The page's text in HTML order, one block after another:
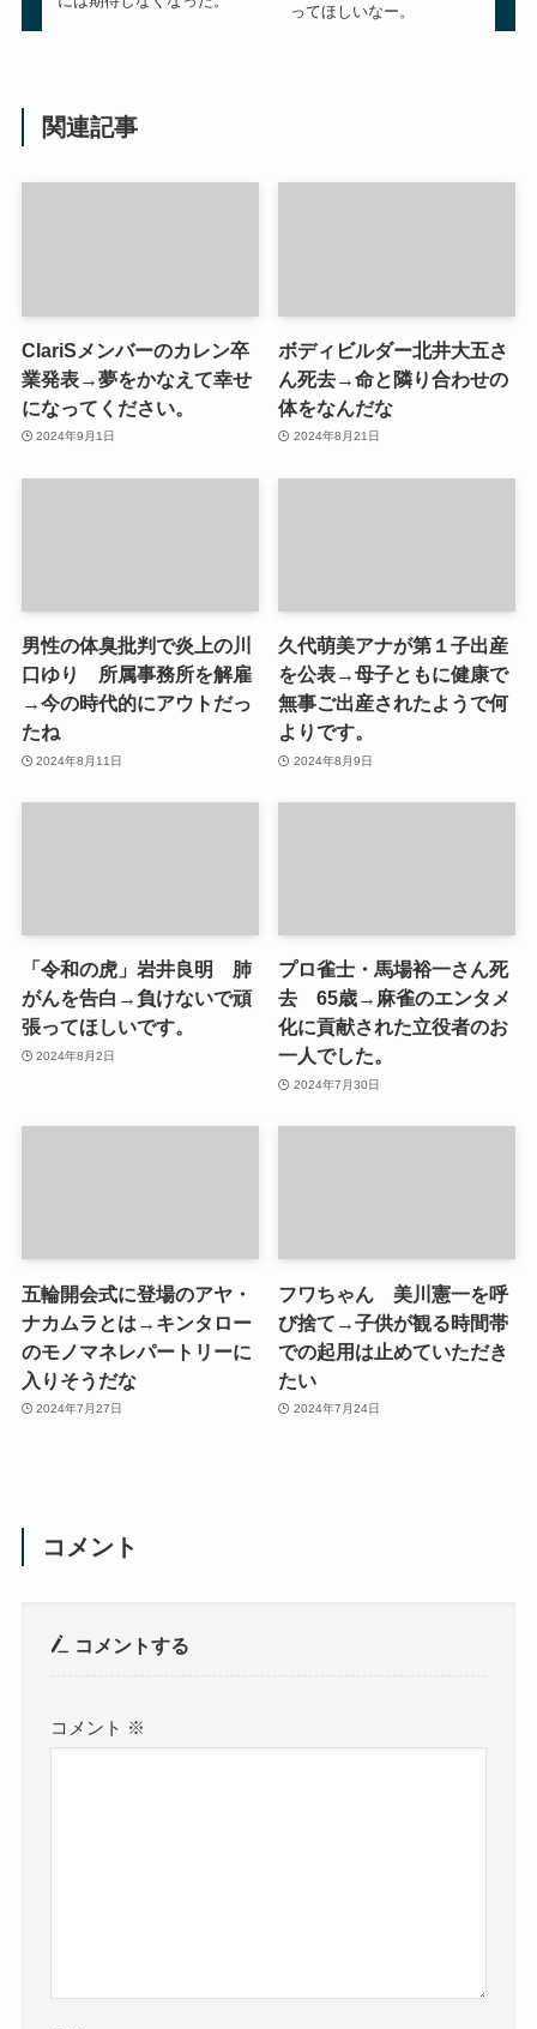
ってほしいなー。
関連記事
ClariSメンバーのカレン卒
業発表→夢をかなえて幸せ
になってください。
2024年9月1日
ボディビルダー北井大五さ
ん死去→命と隣り合わせの
体をなんだな
2024年8月21日
男性の体臭批判で炎上の川
口ゆり 所属事務所を解雇
→今の時代的にアウトだっ
たね
2024年8月11日
久代萌美アナが第１子出産
を公表→母子ともに健康で
無事ご出産されたようで何
よりです。
2024年8月9日
「令和の虎」岩井良明 肺
がんを告白→負けないで頑
張ってほしいです。
2024年8月2日
プロ雀士・馬場裕一さん死
去 65歳→麻雀のエンタメ
化に貢献された立役者のお
一人でした。
2024年7月30日
五輪開会式に登場のアヤ・
ナカムラとは→キンタロー
のモノマネレパートリーに
入りそうだな
2024年7月27日
フワちゃん 美川憲一を呼
び捨て→子供が観る時間帯
での起用は止めていただき
たい
2024年7月24日
コメント
コメントする
コメント ※